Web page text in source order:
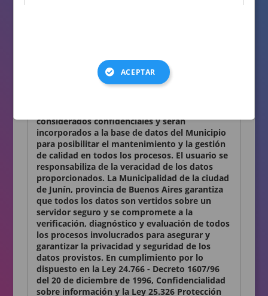
Términos y condiciones
Declaro conocer y aceptar lo establecido en la
considerados confidenciales y serán
incorporados a la base de datos del Municipio
para posibilitar el mantenimiento y la gestión
de calidad en todos los procesos. El usuario se
responsabiliza de la veracidad de los datos
proporcionados. La Municipalidad de la ciudad
de Junín, provincia de Buenos Aires garantiza
que todos los datos son vertidos sobre un
servidor seguro y se compromete a la
verificación, diagnóstico y evaluación de todos
los procesos involucrados para asegurar y
garantizar la privacidad y seguridad de los
datos provistos. En cumplimiento por lo
dispuesto en la Ley 24.766 - Decreto 1607/96
del 20 de diciembre de 1996, Confidencialidad
sobre información y la Ley 25.326 Protección
ACEPTAR